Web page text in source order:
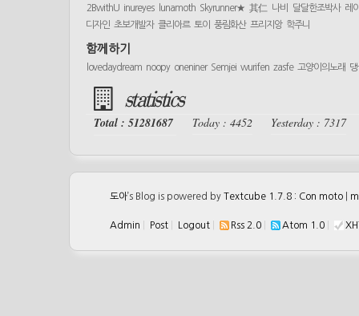
2BwithU inureyes lunamoth Skyrunner★ 其仁 나비 달달한조박사 레
디자인 초보개발자 클리아르 토이 풍림화산 프리지앙 학주니
함께하기
lovedaydream noopy oneniner Semjei wurifen zasfe 고양이의노래
statistics
Total : 51281687 Today : 4452 Yesterday : 7317
도아’s Blog is powered by Textcube 1.7.8 : Con moto
Admin Post Logout Rss 2.0 Atom 1.0